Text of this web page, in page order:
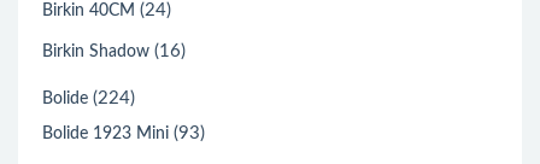
Birkin 40CM (24)
Birkin Shadow (16)
Bolide (224)
Bolide 1923 Mini (93)